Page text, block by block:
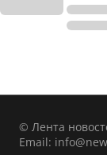
© Лента
Email: